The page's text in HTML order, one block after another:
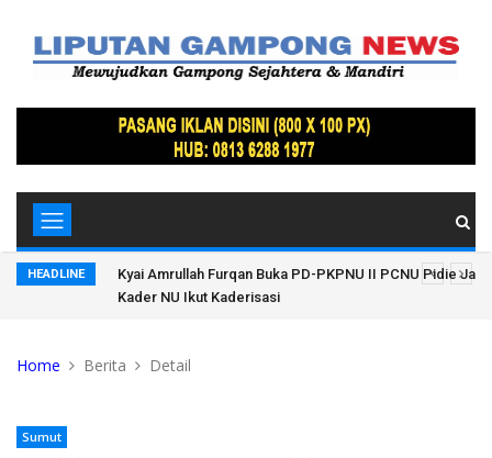
HEADLINE
Ratusan
Ini Rekam Jejak Karier Kapolresta Banda Aceh Sebelum
Propam Mabes Polri
Home Berita Detail
Sumut